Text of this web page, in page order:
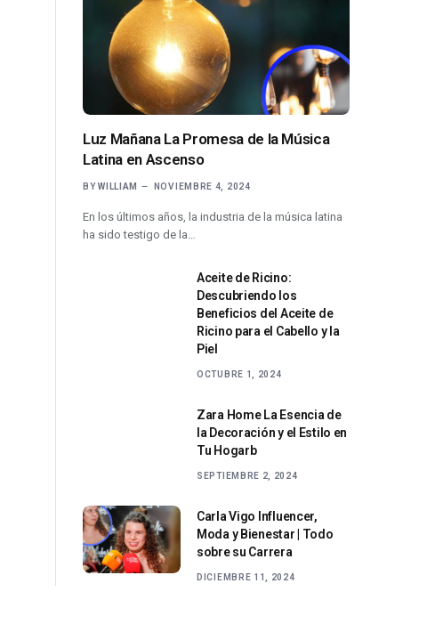
Luz Mañana La Promesa de la Música
Latina en Ascenso
BY WILLIAM NOVIEMBRE 4, 2024
En los últimos años, la industria de la música latina
ha sido testigo de la…
Aceite de Ricino:
Descubriendo los
Beneficios del Aceite de
Ricino para el Cabello y la
Piel
OCTUBRE 1, 2024
Zara Home La Esencia de
la Decoración y el Estilo en
Tu Hogarb
SEPTIEMBRE 2, 2024
Carla Vigo Influencer,
Moda y Bienestar | Todo
sobre su Carrera
DICIEMBRE 11, 2024